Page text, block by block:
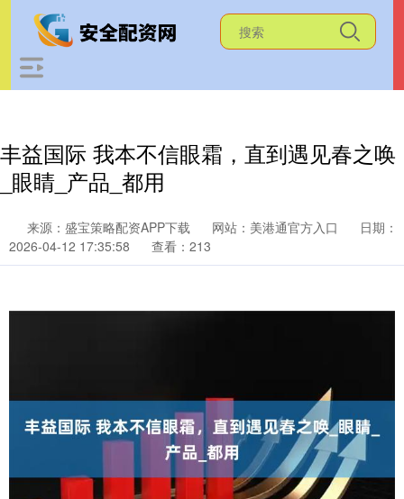
丰益国际 我本不信眼霜，直到遇见春之唤
_眼睛_产品_都用
来源：盛宝策略配资APP下载 网站：美港通官方入口
日期：
2026-04-12 17:35:58
查看：213